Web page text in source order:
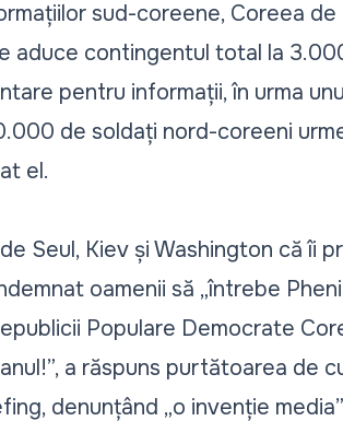
sud-coreene, Coreea
aduce contingentul total la
pentru informații, în urma
de soldați nord-coreeni
el.
Seul, Kiev și Washington că îi
oamenii să „întrebe
Populare Democrate
a răspuns purtătoarea de
denunțând „o invenție